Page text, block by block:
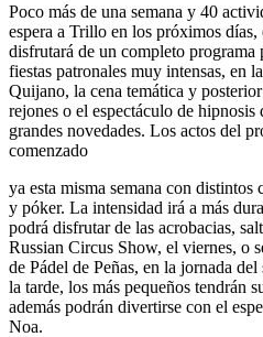
Poco más de una semana y 40
espera a Trillo en los próximos
disfrutará de un completo programa
fiestas patronales muy intensas, en
Quijano, la cena temática y
rejones o el espectáculo de hipnosis
grandes novedades. Los actos del
comenzado
ya esta misma semana con distintos
y póker. La intensidad irá a más
podrá disfrutar de las acrobacias,
Russian Circus Show, el viernes, o
de Pádel de Peñas, en la jornada
la tarde, los más pequeños tendrán
además podrán divertirse con el
Noa.